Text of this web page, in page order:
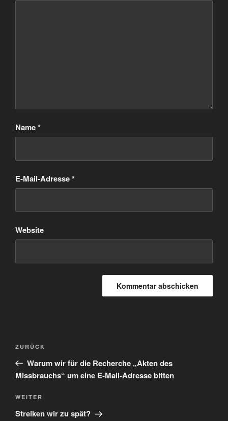
Name*
E-Mail-Adresse*
Website
Beitragsnavigation
Vorheriger
Beitrag
ZURÜCK
Warum wir für die Recherche „Akten des
Missbrauchs“ um eine E-Mail-Adresse bitten
Nächster
Beitrag
WEITER
Streiken wir zu spät?